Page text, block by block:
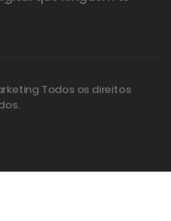
Todos os direitos